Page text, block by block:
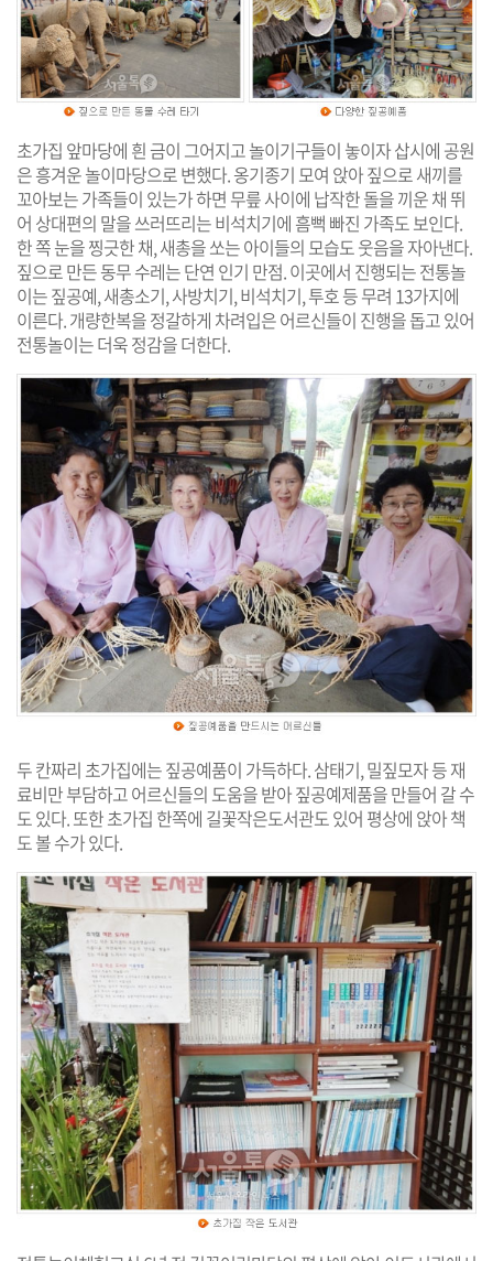
초가집 앞마당에 흰 금이 그어지고 놀이기구들이 놓이자 삽시에 공원
은 흥겨운 놀이마당으로 변했다. 옹기종기 모여 앉아 짚으로 새끼를
꼬아보는 가족들이 있는가 하면 무릎 사이에 납작한 돌을 끼운 채 뛰
어 상대편의 말을 쓰러뜨리는 비석치기에 흠뻑 빠진 가족도 보인다.
한 쪽 눈을 찡긋한 채, 새총을 쏘는 아이들의 모습도 웃음을 자아낸다.
짚으로 만든 동무 수레는 단연 인기 만점. 이곳에서 진행되는 전통놀
이는 짚공예, 새총소기, 사방치기, 비석치기, 투호 등 무려 13가지에
이른다. 개량한복을 정갈하게 차려입은 어르신들이 진행을 돕고 있어
전통놀이는 더욱 정감을 더한다.
두 칸짜리 초가집에는 짚공예품이 가득하다. 삼태기, 밀짚모자 등 재
료비만 부담하고 어르신들의 도움을 받아 짚공예제품을 만들어 갈 수
도 있다. 또한 초가집 한쪽에 길꽃작은도서관도 있어 평상에 앉아 책
도 볼 수가 있다.